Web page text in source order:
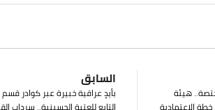
السابق
بأيدٍ عراقية خبيرة عبر كوادر قسم
التابع للعتبة الحسينية.. سرداب
مختصة.. هيئة
الاعتمادية